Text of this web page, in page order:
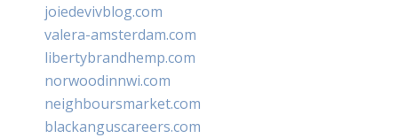
joiedevivblog.com
valera-amsterdam.com
libertybrandhemp.com
norwoodinnwi.com
neighboursmarket.com
blackanguscareers.com